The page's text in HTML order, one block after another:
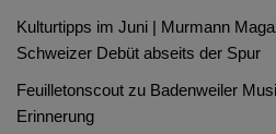
Kulturtipps im Juni | Murmann
Schweizer Debüt abseits der Spur
Feuilletonscout zu Badenweiler
Erinnerung